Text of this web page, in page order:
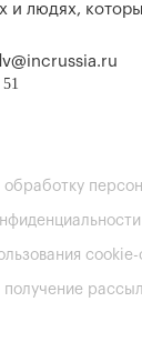
и людях,
обработку
получение